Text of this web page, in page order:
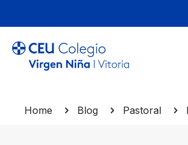
Home Blog Pastoral